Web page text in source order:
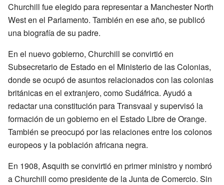
Churchill fue elegido para representar a Manchester North
West en el Parlamento. También en ese año, se publicó
una biografía de su padre.
En el nuevo gobierno, Churchill se convirtió en
Subsecretario de Estado en el Ministerio de las Colonias,
donde se ocupó de asuntos relacionados con las colonias
británicas en el extranjero, como Sudáfrica. Ayudó a
redactar una constitución para Transvaal y supervisó la
formación de un gobierno en el Estado Libre de Orange.
También se preocupó por las relaciones entre los colonos
europeos y la población africana negra.
En 1908, Asquith se convirtió en primer ministro y nombró
a Churchill como presidente de la Junta de Comercio. Sin